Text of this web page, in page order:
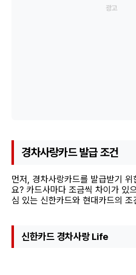
경차사랑카드 발급 조건
먼저, 경차사랑카드를 발급받기
요? 카드사마다 조금씩 차이가 있
심 있는 신한카드와 현대카드의 조
신한카드 경차사랑 Life